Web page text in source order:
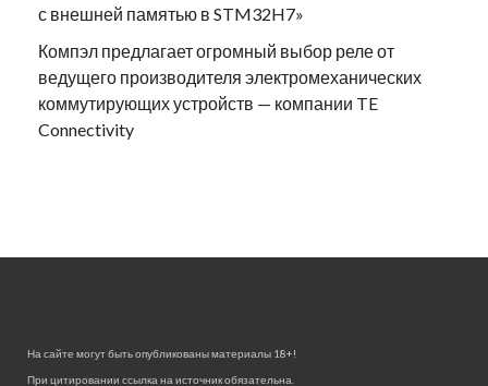
с внешней памятью в STM32H7»
Компэл предлагает огромный выбор реле от
ведущего производителя электромеханических
коммутирующих устройств — компании TE
Connectivity
На сайте могут быть опубликованы материалы 18+!
При цитировании ссылка на источник обязательна.